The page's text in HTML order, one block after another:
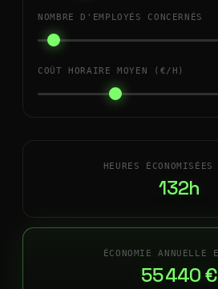
NOMBRE D'EMPLOYÉS CONCERNÉS
COÛT HORAIRE MOYEN (€/H)
HEURES
132h
ÉCONOMIE ANNUELLE
55 440 €